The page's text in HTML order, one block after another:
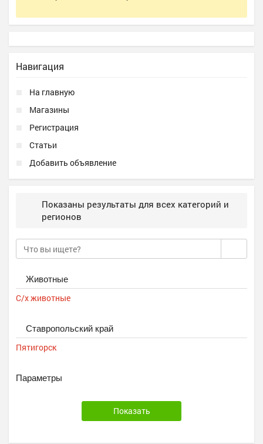
Навигация
На главную
Магазины
Регистрация
Статьи
Добавить объявление
Показаны результаты для всех категорий и
регионов
Животные
С/х животные
Ставропольский край
Пятигорск
Параметры